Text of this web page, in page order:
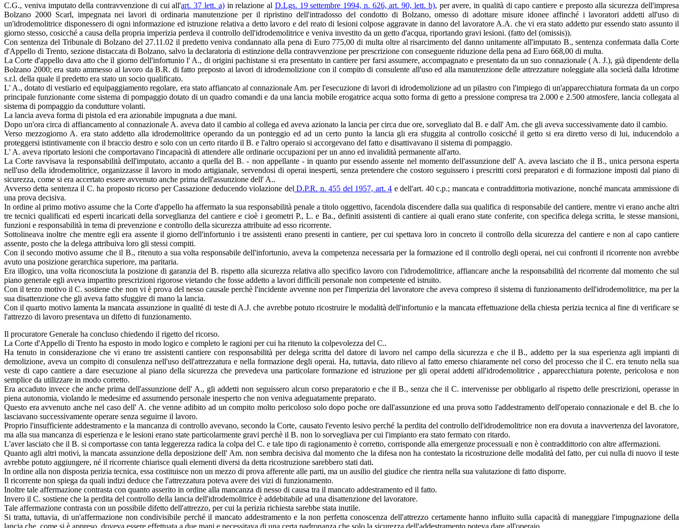
C.G., veniva imputato della contravvenzione di cui all'art. 37 lett. a)in relazione al D.Lgs. 19 settembre 1994, n. 626, art. 90, lett. b), per avere, in qualità di capo cantiere e preposto alla sicurezza dell'impresa
Bolzano 2000 Scarl, impegnata nei lavori di ordinaria manutenzione per il ripristino dell'intradosso del condotto di Bolzano, omesso di adottare misure idonee affinché i lavoratori addetti all'uso di
un'idrodemolitrice disponessero di ogni informazione ed istruzione relativa a detto lavoro e del reato di lesioni colpose aggravate in danno del lavoratore A.A. che vi era stato addetto pur essendo stato assunto il
giorno stesso, cosicché a causa della propria imperizia perdeva il controllo dell'idrodemolitrice e veniva investito da un getto d'acqua, riportando gravi lesioni. (fatto del (omissis)).
Con sentenza del Tribunale di Bolzano del 27.11.02 il predetto veniva condannato alla pena di Euro 775,00 di multa oltre al risarcimento del danno unitamente all'imputato B., sentenza confermata dalla Corte
d'Appello di Trento, sezione distaccata di Bolzano, salvo la declaratoria di estinzione della contravvenzione per prescrizione con conseguente riduzione della pena ad Euro 668,00 di multa.
La Corte d'appello dava atto che il giorno dell'infortunio l' A., di origini pachistane si era presentato in cantiere per farsi assumere, accompagnato e presentato da un suo connazionale ( A. J.), già dipendente della
Bolzano 2000; era stato ammesso al lavoro da B.R. di fatto preposto ai lavori di idrodemolizione con il compito di consulente all'uso ed alla manutenzione delle attrezzature noleggiate alla società dalla Idrotime
s.r.l. della quale il predetto era stato un socio qualificato.
L' A., dotato di vestiario ed equipaggiamento regolare, era stato affiancato al connazionale Am. per l'esecuzione di lavori di idrodemolizione ad un pilastro con l'impiego di un'apparecchiatura formata da un corpo
principale funzionante come sistema di pompaggio dotato di un quadro comandi e da una lancia mobile erogatrice acqua sotto forma di getto a pressione compresa tra 2.000 e 2.500 atmosfere, lancia collegata al
sistema di pompaggio da condutture volanti.
La lancia aveva forma di pistola ed era azionabile impugnata a due mani.
Dopo un'ora circa di affiancamento al connazionale A. aveva dato il cambio al collega ed aveva azionato la lancia per circa due ore, sorvegliato dal B. e dall' Am. che gli aveva successivamente dato il cambio.
Verso mezzogiorno A. era stato addetto alla idrodemolitrice operando da un ponteggio ed ad un certo punto la lancia gli era sfuggita al controllo cosicché il getto si era diretto verso di lui, inducendolo a
proteggersi istintivamente con il braccio destro e solo con un certo ritardo il B. e l'altro operaio si accorgevano del fatto e disattivavano il sistema di pompaggio.
L' A. aveva riportato lesioni che comportavano l'incapacità di attendere alle ordinarie occupazioni per un anno ed invalidità permanente all'arto.
La Corte ravvisava la responsabilità dell'imputato, accanto a quella del B. - non appellante - in quanto pur essendo assente nel momento dell'assunzione dell' A. aveva lasciato che il B., unica persona esperta
nell'uso della idrodemolitrice, organizzasse il lavoro in modo artigianale, servendosi di operai inesperti, senza pretendere che costoro seguissero i prescritti corsi preparatori e di formazione imposti dal piano di
sicurezza, come si era accertato essere avvenuto anche prima dell'assunzione dell' A..
Avverso detta sentenza il C. ha proposto ricorso per Cassazione deducendo violazione del D.P.R. n. 455 del 1957, art. 4 e dell'art. 40 c.p.; mancata e contraddittoria motivazione, nonché mancata ammissione di
una prova decisiva.
In ordine al primo motivo assume che la Corte d'appello ha affermato la sua responsabilità penale a titolo oggettivo, facendola discendere dalla sua qualifica di responsabile del cantiere, mentre vi erano anche altri
tre tecnici qualificati ed esperti incaricati della sorveglianza del cantiere e cioè i geometri P., L. e Ba., definiti assistenti di cantiere ai quali erano state conferite, con specifica delega scritta, le stesse mansioni,
funzioni e responsabilità in tema di prevenzione e controllo della sicurezza attribuite ad esso ricorrente.
Sottolineava inoltre che mentre egli era assente il giorno dell'infortunio i tre assistenti erano presenti in cantiere, per cui spettava loro in concreto il controllo della sicurezza del cantiere e non al capo cantiere
assente, posto che la delega attribuiva loro gli stessi compiti.
Con il secondo motivo assume che il B., ritenuto a sua volta responsabile dell'infortunio, aveva la competenza necessaria per la formazione ed il controllo degli operai, nei cui confronti il ricorrente non avrebbe
avuto una posizione gerarchica superiore, ma paritaria.
Era illogico, una volta riconosciuta la posizione di garanzia del B. rispetto alla sicurezza relativa allo specifico lavoro con l'idrodemolitrice, affiancare anche la responsabilità del ricorrente dal momento che sul
piano generale egli aveva impartito prescrizioni rigorose vietando che fosse addetto a lavori difficili personale non competente ed istruito.
Con il terzo motivo il C. sostiene che non vi è prova del nesso causale perchè l'incidente avvenne non per l'imperizia del lavoratore che aveva compreso il sistema di funzionamento dell'idrodemolitrice, ma per la
sua disattenzione che gli aveva fatto sfuggire di mano la lancia.
Con il quarto motivo lamenta la mancata assunzione in qualité di teste di A.J. che avrebbe potuto ricostruire le modalità dell'infortunio e la mancata effettuazione della chiesta perizia tecnica al fine di verificare se
l'attrezzo di lavoro presentava un difetto di funzionamento.
Il procuratore Generale ha concluso chiedendo il rigetto del ricorso.
La Corte d'Appello di Trento ha esposto in modo logico e completo le ragioni per cui ha ritenuto la colpevolezza del C..
Ha tenuto in considerazione che vi erano tre assistenti cantiere con responsabilità per delega scritta del datore di lavoro nel campo della sicurezza e che il B., addetto per la sua esperienza agli impianti di
demolizione, aveva un compito di consulenza nell'uso dell'attrezzatura e nella formazione degli operai. Ha, tuttavia, dato rilievo al fatto emerso chiaramente nel corso del processo che il C. era tenuto nella sua
veste di capo cantiere a dare esecuzione al piano della sicurezza che prevedeva una particolare formazione ed istruzione per gli operai addetti all'idrodemolitrice , apparecchiatura potente, pericolosa e non
semplice da utilizzare in modo corretto.
Era accaduto invece che anche prima dell'assunzione dell' A., gli addetti non seguissero alcun corso preparatorio e che il B., senza che il C. intervenisse per obbligarlo al rispetto delle prescrizioni, operasse in
piena autonomia, violando le medesime ed assumendo personale inesperto che non veniva adeguatamente preparato.
Questo era avvenuto anche nel caso dell' A. che venne adibito ad un compito molto pericoloso solo dopo poche ore dall'assunzione ed una prova sotto l'addestramento dell'operaio connazionale e del B. che lo
lasciavano successivamente operare senza seguirne il lavoro.
Proprio l'insufficiente addestramento e la mancanza di controllo avevano, secondo la Corte, causato l'evento lesivo perché la perdita del controllo dell'idrodemolitrice non era dovuta a inavvertenza del lavoratore,
ma alla sua mancanza di esperienza e le lesioni erano state particolarmente gravi perchè il B. non lo sorvegliava per cui l'impianto era stato fermato con ritardo.
L'aver lasciato che il B. si comportasse con tanta leggerezza radica la colpa del C. e tale tipo di ragionamento è corretto, corrisponde alla emergenze processuali e non è contraddittorio con altre affermazioni.
Quanto agli altri motivi, la mancata assunzione della deposizione dell' Am. non sembra decisiva dal momento che la difesa non ha contestato la ricostruzione delle modalità del fatto, per cui nulla di nuovo il teste
avrebbe potuto aggiungere, né il ricorrente chiarisce quali elementi diversi da detta ricostruzione sarebbero stati dati.
In ordine alla non disposta perizia tecnica, essa costituisce non un mezzo di prova afferente alle parti, ma un ausilio del giudice che rientra nella sua valutazione di fatto disporre.
Il ricorrente non spiega da quali indizi deduce che l'attrezzatura poteva avere dei vizi di funzionamento.
Inoltre tale affermazione contrasta con quanto asserito in ordine alla mancanza di nesso di causa tra il mancato addestramento ed il fatto.
Invero il C. sostiene che la perdita del controllo della lancia dell'idrodemolitrice è addebitabile ad una disattenzione del lavoratore.
Tale affermazione contrasta con un possibile difetto dell'attrezzo, per cui la perizia richiesta sarebbe stata inutile.
Si tratta, tuttavia, di un'affermazione non condivisibile perché il mancato addestramento e la non perfetta conoscenza dell'attrezzo certamente hanno influito sulla capacità di maneggiare l'impugnazione della
lancia che, come si è appreso, doveva essere effettuata a due mani e necessitava di una certa padronanza che solo la sicurezza dell'addestramento poteva dare all'operaio.